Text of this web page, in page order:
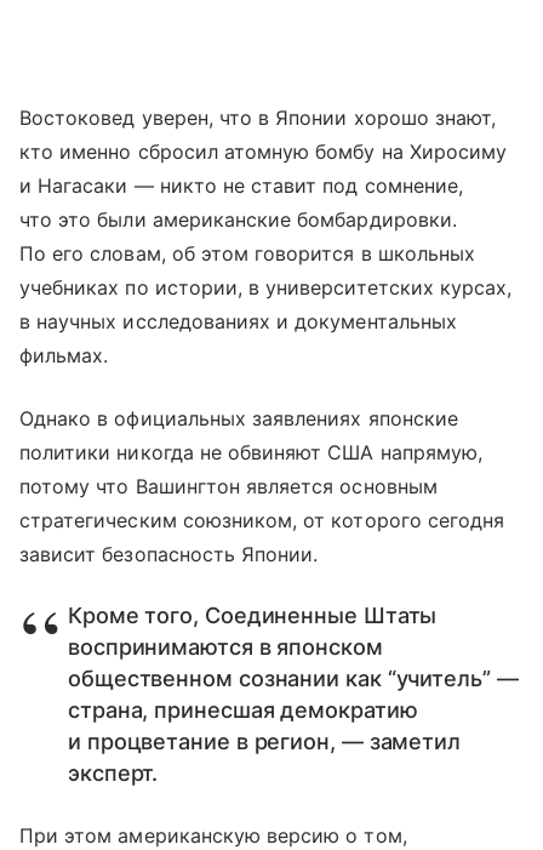
Востоковед уверен, что в Японии хорошо знают,
кто именно сбросил атомную бомбу на Хиросиму
и Нагасаки — никто не ставит под сомнение,
что это были американские бомбардировки.
По его словам, об этом говорится в школьных
учебниках по истории, в университетских курсах,
в научных исследованиях и документальных
фильмах.
Однако в официальных заявлениях японские
политики никогда не обвиняют США напрямую,
потому что Вашингтон является основным
стратегическим союзником, от которого сегодня
зависит безопасность Японии.
Кроме того, Соединенные Штаты
воспринимаются в японском
общественном сознании как “учитель” —
страна, принесшая демократию
и процветание в регион, — заметил
эксперт.
При этом американскую версию о том,